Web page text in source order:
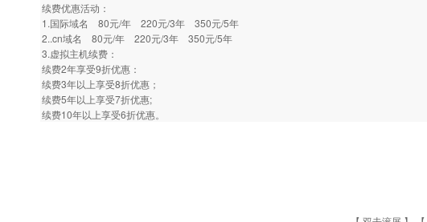
续费优惠活动：
1.国际域名 80元/年 220元/3年 350元/5年
2..cn域名 80元/年 220元/3年 350元/5年
3.虚拟主机续费：
续费2年享受9折优惠：
续费3年以上享受8折优惠；
续费5年以上享受7折优惠;
续费10年以上享受6折优惠。